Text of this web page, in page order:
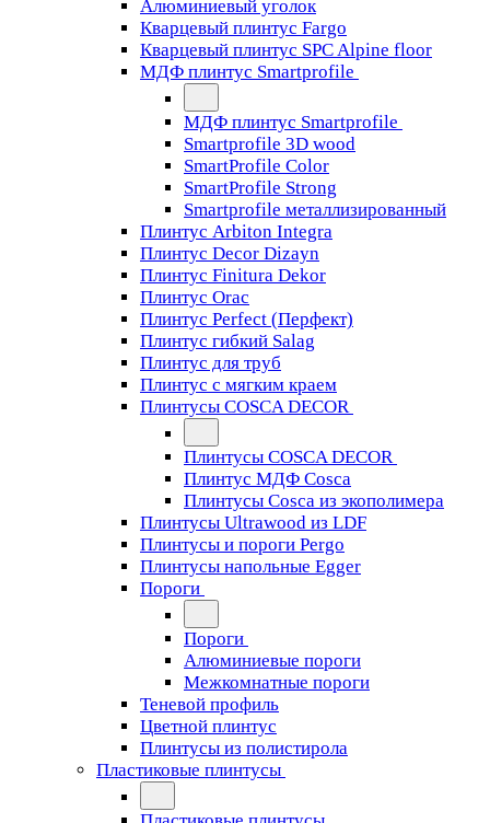
Алюминиевый уголок
Кварцевый плинтус Fargo
Кварцевый плинтус SPC Alpine floor
МДФ плинтус Smartprofile
МДФ плинтус Smartprofile
Smartprofile 3D wood
SmartProfile Color
SmartProfile Strong
Smartprofile металлизированный
Плинтус Arbiton Integra
Плинтус Decor Dizayn
Плинтус Finitura Dekor
Плинтус Orac
Плинтус Perfect (Перфект)
Плинтус гибкий Salag
Плинтус для труб
Плинтус с мягким краем
Плинтусы COSCA DECOR
Плинтусы COSCA DECOR
Плинтус МДФ Cosca
Плинтусы Cosca из экополимера
Плинтусы Ultrawood из LDF
Плинтусы и пороги Pergo
Плинтусы напольные Egger
Пороги
Пороги
Алюминиевые пороги
Межкомнатные пороги
Теневой профиль
Цветной плинтус
Плинтусы из полистирола
Пластиковые плинтусы